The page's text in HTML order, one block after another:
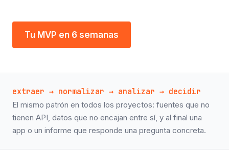
Tu MVP en 6 semanas
extraer → normalizar → analizar → decidir
El mismo patrón en todos los proyectos: fuentes que no
tienen API, datos que no encajan entre sí, y al final una
app o un informe que responde una pregunta concreta.